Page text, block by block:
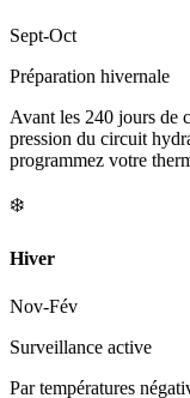
Sept-Oct
Préparation hivernale
Avant les 240 jours de
pression du circuit
programmez votre
❄️
Hiver
Nov-Fév
Surveillance active
Par températures